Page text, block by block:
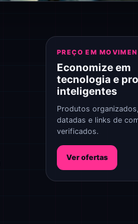
PREÇO EM
Economize em
tecnologia e
inteligentes
Produtos
datadas e links de
verificados.
Ver ofertas